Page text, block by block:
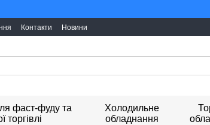
Контакти Новини
фаст-фуду та
торгівлі
Холодильне
обладнання